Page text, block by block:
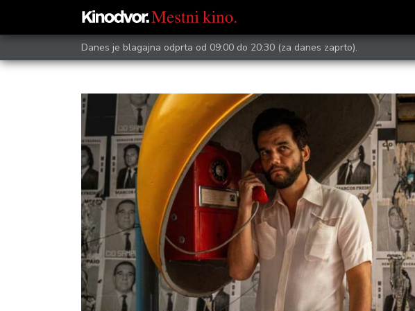
Danes je blagajna odprta od 09:00 do 20:30 (za danes zaprto).